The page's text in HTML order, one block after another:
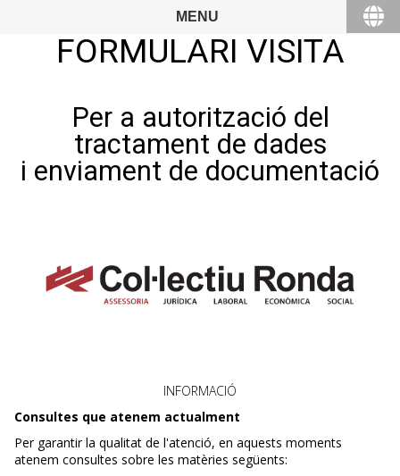
FORMULARI VISITA
Per a autorització del
tractament de dades
i enviament de documentació
MENU
INFORMACIÓ
Consultes que atenem actualment
Per garantir la qualitat de l'atenció, en aquests moments
atenem consultes sobre les matèries següents: